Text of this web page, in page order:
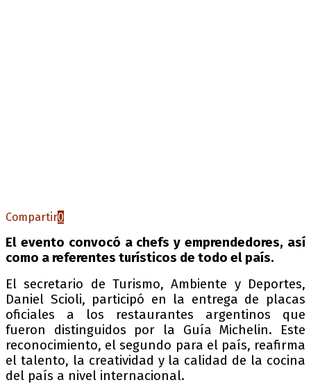
Compartir0
El evento convocó a chefs y emprendedores, así
como a referentes turísticos de todo el país.
El secretario de Turismo, Ambiente y Deportes,
Daniel Scioli, participó en la entrega de placas
oficiales a los restaurantes argentinos que
fueron distinguidos por la Guía Michelin. Este
reconocimiento, el segundo para el país, reafirma
el talento, la creatividad y la calidad de la cocina
del país a nivel internacional.